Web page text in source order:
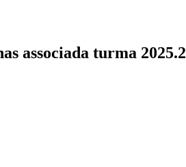
associada turma 2025.2